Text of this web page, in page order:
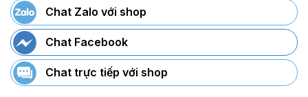
Chat Zalo với shop
Chat Facebook
Chat trực tiếp với shop